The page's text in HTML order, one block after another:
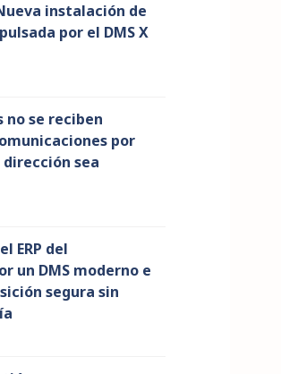
instalación de
por el DMS X
no se reciben
por
sea
ERP del
un DMS moderno e
segura sin